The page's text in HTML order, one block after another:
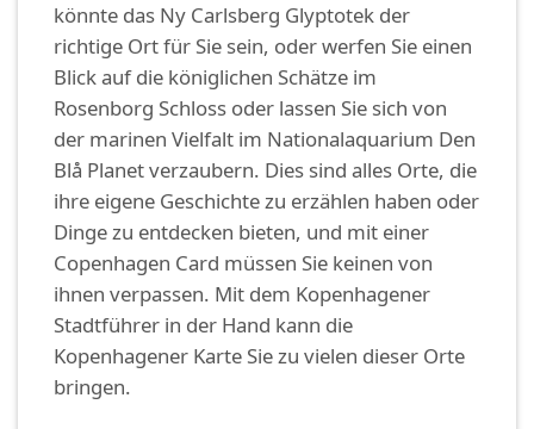
könnte das Ny Carlsberg Glyptotek der
richtige Ort für Sie sein, oder werfen Sie einen
Blick auf die königlichen Schätze im
Rosenborg Schloss oder lassen Sie sich von
der marinen Vielfalt im Nationalaquarium Den
Blå Planet verzaubern. Dies sind alles Orte, die
ihre eigene Geschichte zu erzählen haben oder
Dinge zu entdecken bieten, und mit einer
Copenhagen Card müssen Sie keinen von
ihnen verpassen. Mit dem Kopenhagener
Stadtführer in der Hand kann die
Kopenhagener Karte Sie zu vielen dieser Orte
bringen.